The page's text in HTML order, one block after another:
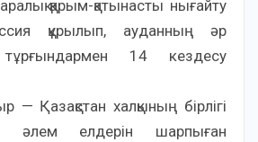
қарым-қатынасты нығайту
құрылып, ауданның әр
14 кездесу
Қазақстан халқының бірлігі
әлем елдерін шарпыған